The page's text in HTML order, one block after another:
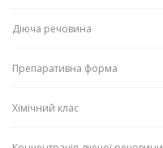
Діюча речовина
Препаративна форма
Хімічний клас